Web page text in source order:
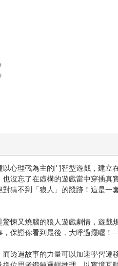
心理戰為主的鬥智型遊戲，建
沒忘了在虛構的遊戲當中穿插
猜不到「狼人」的蹤跡！這是
悚又燒腦的狼人遊戲劇情，遊
保證你看到最後，大呼過癮喔！
透過故事的力量可以加速學習遷